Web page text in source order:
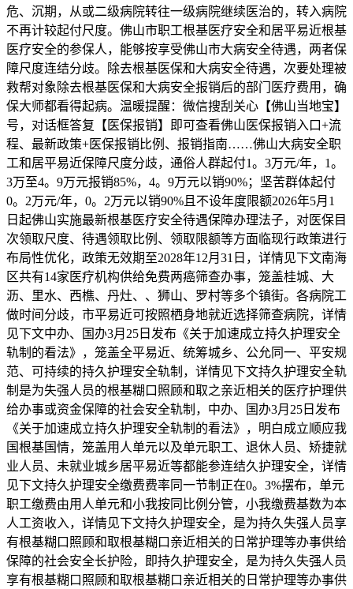
危、沉期，从或二级病院转往一级病院继续医治的，转入病院
不再计较起付尺度。佛山市职工根基医疗安全和居平易近根基
医疗安全的参保人，能够按享受佛山市大病安全待遇，两者保
障尺度连结分歧。除去根基医保和大病安全待遇，次要处理被
救帮对象除去根基医保和大病安全报销后的部门医疗费用，确
保大师都看得起病。温暖提醒：微信搜刮关心【佛山当地宝】
号，对话框答复【医保报销】即可查看佛山医保报销入口+流
程、最新政策+医保报销比例、报销指南……佛山大病安全职
工和居平易近保障尺度分歧，通俗人群起付1。3万元/年，1。
3万至4。9万元报销85%，4。9万元以销90%；坚苦群体起付
0。2万元/年，0。2万元以销90%且不设年度限额2026年5月1
日起佛山实施最新根基医疗安全待遇保障办理法子，对医保目
次领取尺度、待遇领取比例、领取限额等方面临现行政策进行
布局性优化，政策无效期至2028年12月31日，详情见下文南海
区共有14家医疗机构供给免费两癌筛查办事，笼盖桂城、大
沥、里水、西樵、丹灶、、狮山、罗村等多个镇街。各病院工
做时间分歧，市平易近可按照栖身地就近选择筛查病院，详情
见下文中办、国办3月25日发布《关于加速成立持久护理安全
轨制的看法》，笼盖全平易近、统筹城乡、公允同一、平安规
范、可持续的持久护理安全轨制，详情见下文持久护理安全轨
制是为失强人员的根基糊口照顾和取之亲近相关的医疗护理供
给办事或资金保障的社会安全轨制，中办、国办3月25日发布
《关于加速成立持久护理安全轨制的看法》，明白成立顺应我
国根基国情，笼盖用人单元以及单元职工、退休人员、矫捷就
业人员、未就业城乡居平易近等都能参连结久护理安全，详情
见下文持久护理安全缴费费率同一节制正在0。3%摆布，单元
职工缴费由用人单元和小我按同比例分管，小我缴费基数为本
人工资收入，详情见下文持久护理安全，是为持久失强人员享
有根基糊口照顾和取根基糊口亲近相关的日常护理等办事供给
保障的社会安全长护险，即持久护理安全，是为持久失强人员
享有根基糊口照顾和取根基糊口亲近相关的日常护理等办事供